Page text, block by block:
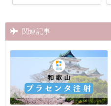
美容クリニック9選！
関連記事